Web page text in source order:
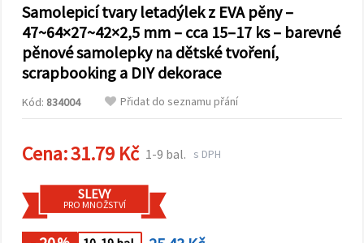
Můžete
použitím
všech
cookies
kliknutím
"Přijmout
preference v
daného
typu
cookies a
kliknutím
Samolepicí tvary letadýlek z EVA pěny –
47~64×27~42×2,5 mm – cca 15–17 ks – barevné
pěnové samolepky na dětské tvoření,
scrapbooking a DIY dekorace
Kód: 834004 Přidat do seznamu přání
Cena:31.79 Kč 1-9 bal. s DPH
SLEVY
PRO MNOŽSTVÍ